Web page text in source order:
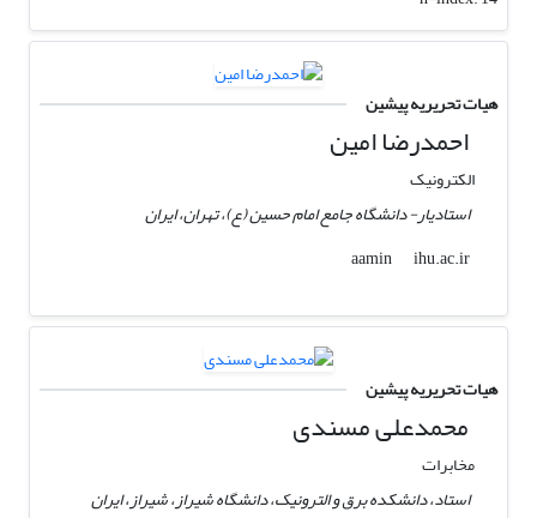
هیات تحریریه پیشین
احمدرضا امین
الکترونیک
استادیار- دانشگاه جامع امام حسین (ع)، تهران، ایران
aamin
ihu.ac.ir
هیات تحریریه پیشین
محمدعلی مسندی
مخابرات
استاد، دانشکده برق و الترونیک، دانشگاه شیراز، شیراز، ایران